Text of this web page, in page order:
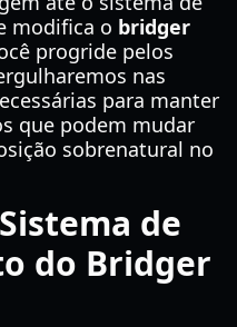
modifica o bridger
progride pelos
nas
para manter
que podem mudar
sobrenatural no
de
do Bridger